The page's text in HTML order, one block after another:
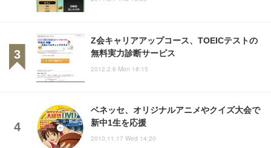
Z会キャリアアップコース、TOEICテストの
無料実力診断サービス
2012.2.6 Mon 18:15
ベネッセ、オリジナルアニメやクイズ大会で
新中1生を応援
2010.11.17 Wed 14:20